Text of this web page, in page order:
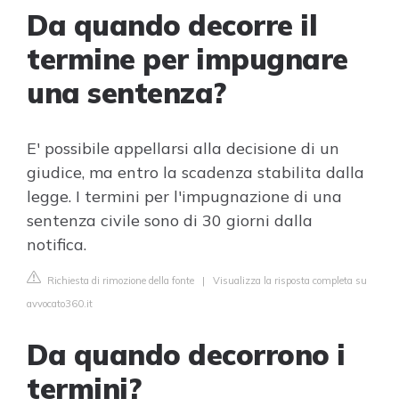
Da quando decorre il
termine per impugnare
una sentenza?
E' possibile appellarsi alla decisione di un
giudice, ma entro la scadenza stabilita dalla
legge. I termini per l'impugnazione di una
sentenza civile sono di 30 giorni dalla
notifica.
Richiesta di rimozione della fonte | Visualizza la risposta completa su
avvocato360.it
Da quando decorrono i
termini?